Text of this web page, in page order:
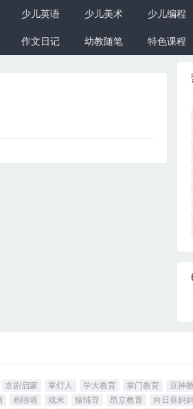
少儿英语 少儿美术 少儿编程
作文日记 幼教随笔 特色课程
京剧启蒙 掌灯人 学大教育 掌门教育 豆神
画啦啦 戏米 猿辅导 昂立教育 向日葵妈